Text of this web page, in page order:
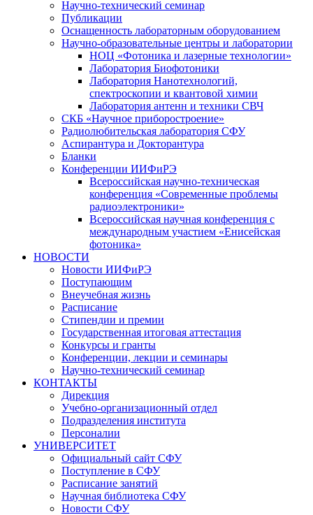
Научно-технический семинар
Публикации
Оснащенность лабораторным оборудованием
Научно-образовательные центры и лаборатории
НОЦ «Фотоника и лазерные технологии»
Лаборатория Биофотоники
Лаборатория Нанотехнологий,
спектроскопии и квантовой химии
Лаборатория антенн и техники СВЧ
СКБ «Научное приборостроение»
Радиолюбительская лаборатория СФУ
Аспирантура и Докторантура
Бланки
Конференции ИИФиРЭ
Всероссийская научно-техническая
конференция «Современные проблемы
радиоэлектроники»
Всероссийская научная конференция с
международным участием «Енисейская
фотоника»
НОВОСТИ
Новости ИИФиРЭ
Поступающим
Внеучебная жизнь
Расписание
Стипендии и премии
Государственная итоговая аттестация
Конкурсы и гранты
Конференции, лекции и семинары
Научно-технический семинар
КОНТАКТЫ
Дирекция
Учебно-организационный отдел
Подразделения института
Персоналии
УНИВЕРСИТЕТ
Официальный сайт СФУ
Поступление в СФУ
Расписание занятий
Научная библиотека СФУ
Новости СФУ